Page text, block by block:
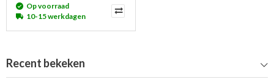
Op voorraad
10-15 werkdagen
Recent bekeken